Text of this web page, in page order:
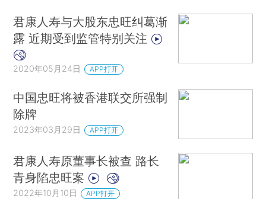
君康人寿与大股东忠旺纠葛渐
露 近期受到监管特别关注
2020年05月24日 APP打开
中国忠旺将被香港联交所强制
除牌
2023年03月29日 APP打开
君康人寿原董事长被查 路长
青身陷忠旺案
2022年10月10日 APP打开